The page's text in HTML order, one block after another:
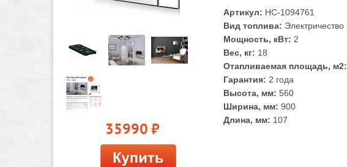
35990 руб.
Артикул: НС-1094761
Вид топлива: Электричество
Мощность, кВт: 2
Вес, кг: 18
Отапливаемая площадь, м2:
Гарантия: 2 года
Высота, мм: 560
Ширина, мм: 900
Длина, мм: 107